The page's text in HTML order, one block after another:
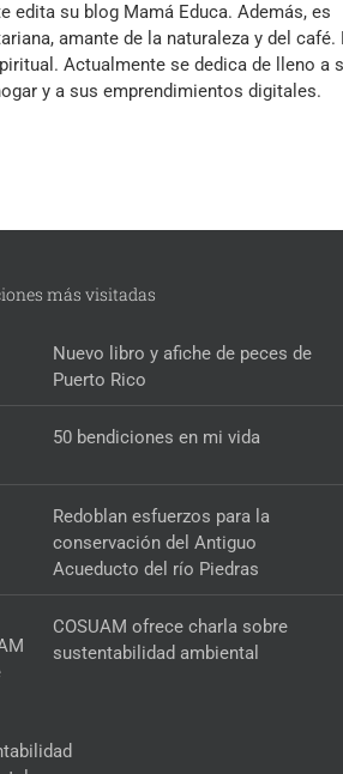
edita su blog Mamá Educa. Además, es
amante de la naturaleza y del café.
Actualmente se dedica de lleno a
y a sus emprendimientos digitales.
más visitadas
Nuevo libro y afiche de peces de
Puerto Rico
50 bendiciones en mi vida
Redoblan esfuerzos para la
conservación del Antiguo
Acueducto del río Piedras
COSUAM ofrece charla sobre
sustentabilidad ambiental